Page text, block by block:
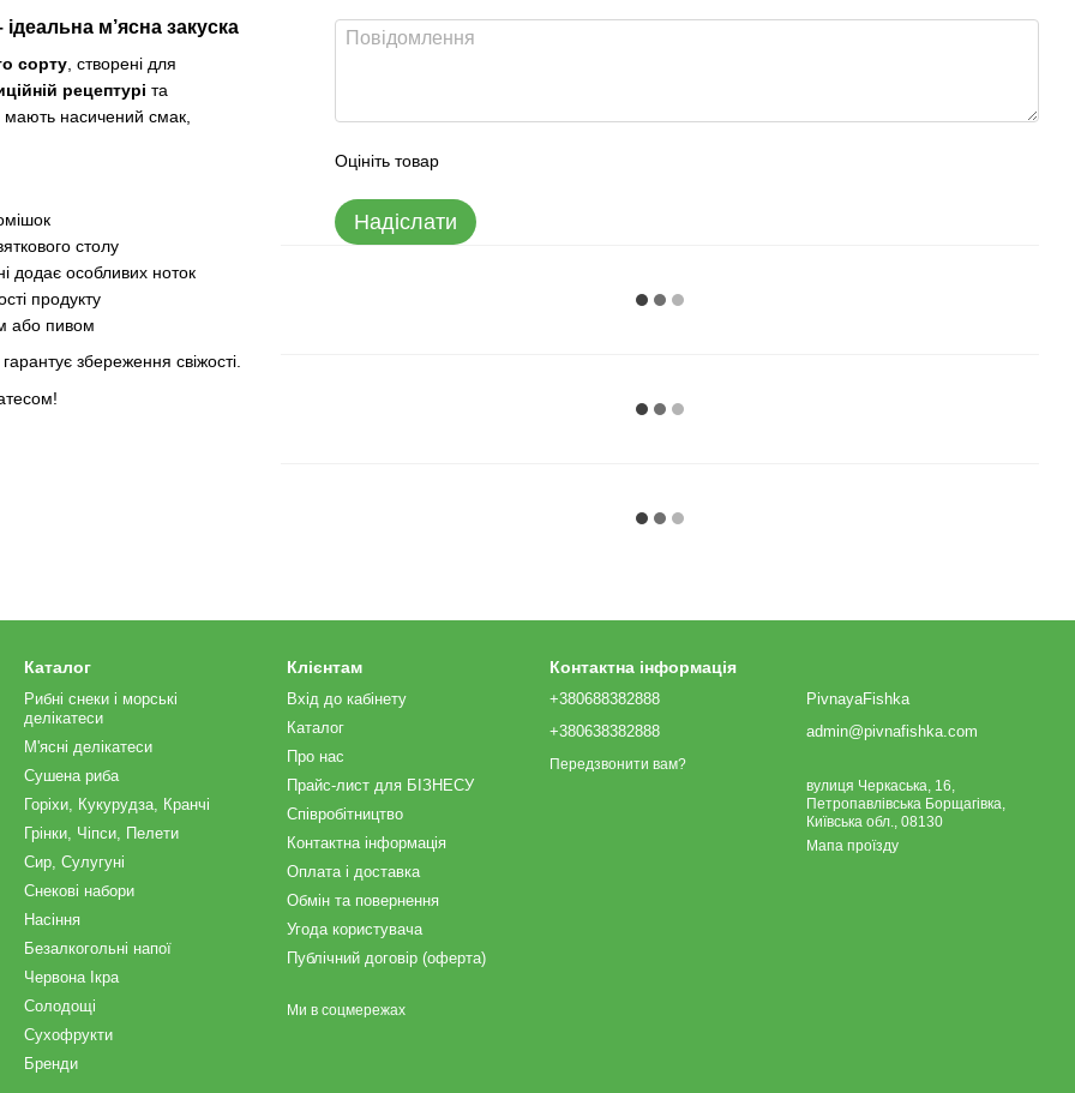
м’ясна закуска
сорту , створені для
рецептурі та
мають насичений смак,
столу
додає особливих ноток
продукту
або пивом
збереження свіжості.
Оцініть товар
Надіслати
Каталог
Рибні снеки і морські
делікатеси
М'ясні делікатеси
Сушена риба
Горіхи, Кукурудза, Кранчі
Грінки, Чіпси, Пелети
Сир, Сулугуні
Снекові набори
Насіння
Безалкогольні напої
Червона Ікра
Солодощі
Сухофрукти
Бренди
Клієнтам
Вхід до кабінету
Каталог
Про нас
Прайс-лист для БІЗНЕСУ
Співробітництво
Контактна інформація
Оплата і доставка
Обмін та повернення
Угода користувача
Публічний договір (оферта)
Ми в соцмережах
Контактна інформація
+380688382888
+380638382888
Передзвонити вам?
PivnayaFishka
admin@pivnafishka.com
вулиця Черкаська, 16,
Петропавлівська Борщагівка,
Київська обл., 08130
Мапа проїзду